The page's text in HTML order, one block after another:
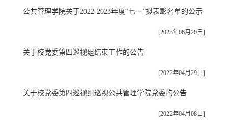
公共管理学院关于2022-2023年度“七一”拟表彰名单的公示
[2023年06月20日]
关于校党委第四巡视组结束工作的公告
[2022年04月29日]
关于校党委第四巡视组巡视公共管理学院党委的公告
[2022年04月08日]